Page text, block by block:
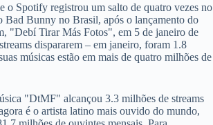
o Spotify registrou um salto de quatro vezes no
Bad Bunny no Brasil, após o lançamento do
"Debí Tirar Más Fotos", em 5 de janeiro de
dispararem – em janeiro, foram 1.8
músicas estão em mais de quatro milhões de
"DtMF" alcançou 3.3 milhões de streams
é o artista latino mais ouvido do mundo,